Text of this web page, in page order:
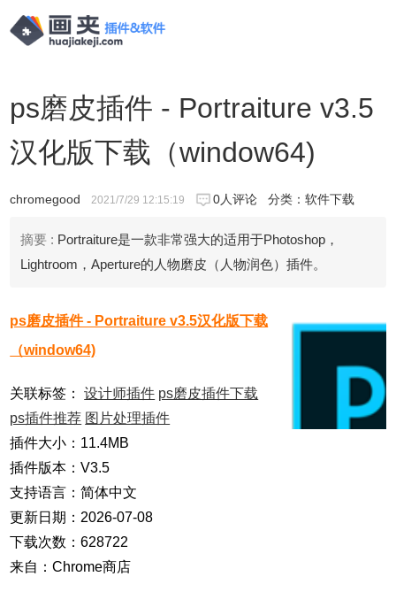
ps磨皮插件 - Portraiture v3.5
汉化版下载（window64)
chromegood 2021/7/29 12:15:19 0人评论 分类：软件下载
摘要 : Portraiture是一款非常强大的适用于Photoshop，
Lightroom，Aperture的人物磨皮（人物润色）插件。
ps磨皮插件 - Portraiture v3.5汉化版下载
（window64)
关联标签： 设计师插件 ps磨皮插件下载
ps插件推荐 图片处理插件
插件大小：11.4MB
插件版本：V3.5
支持语言：简体中文
更新日期：2026-07-08
下载次数：628722
来自：Chrome商店